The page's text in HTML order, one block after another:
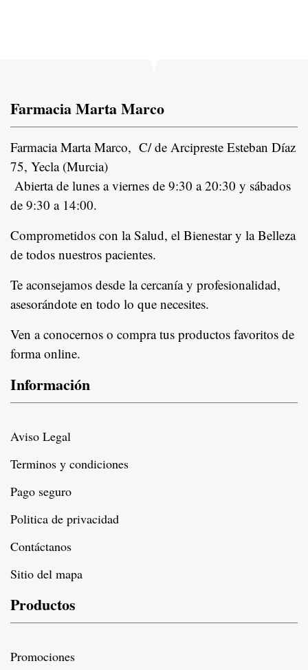
Farmacia Marta Marco
Farmacia Marta Marco, C/ de Arcipreste Esteban Díaz
75, Yecla (Murcia)
Abierta de lunes a viernes de 9:30 a 20:30 y sábados
de 9:30 a 14:00.
Comprometidos con la Salud, el Bienestar y la Belleza
de todos nuestros pacientes.
Te aconsejamos desde la cercanía y profesionalidad,
asesorándote en todo lo que necesites.
Ven a conocernos o compra tus productos favoritos de
forma online.
Información
Aviso Legal
Terminos y condiciones
Pago seguro
Politica de privacidad
Contáctanos
Sitio del mapa
Productos
Promociones